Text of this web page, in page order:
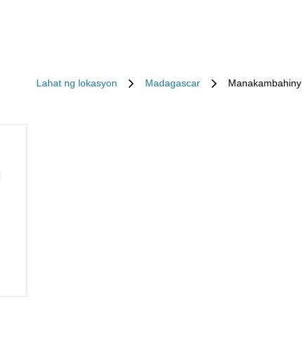
Lahat ng lokasyon Madagascar Manakambahiny